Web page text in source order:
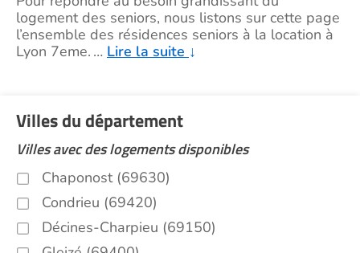
logement des seniors, nous listons sur cette page
l’ensemble des résidences seniors à la location à
Lyon 7eme. … Lire la suite ↓
Villes du département
Villes avec des logements disponibles
Chaponost (69630)
Condrieu (69420)
Décines-Charpieu (69150)